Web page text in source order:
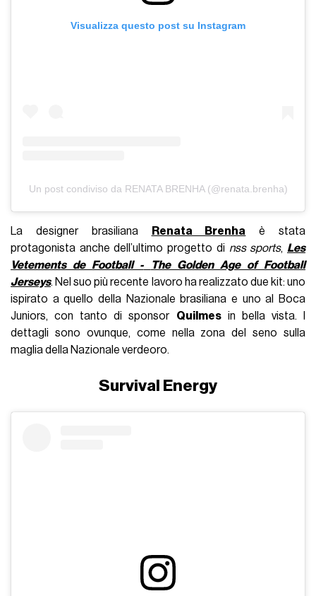
Visualizza questo post su Instagram
Un post condiviso da RENATA BRENHA (@renata.brenha)
La designer brasiliana Renata Brenha è stata
protagonista anche dell’ultimo progetto di nss sports, Les
Vetements de Football -
The Golden Age of Football
Jerseys. Nel suo più recente lavoro ha realizzato due kit: uno
ispirato a quello della Nazionale brasiliana e uno al Boca
Juniors, con tanto di sponsor Quilmesin bella vista. I
dettagli sono ovunque, come nella zona del seno sulla
maglia della Nazionale verdeoro.
Survival Energy